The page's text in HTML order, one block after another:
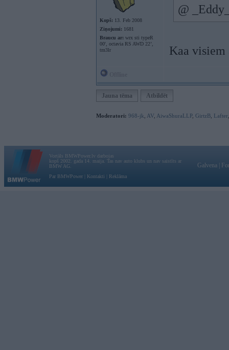
Kopš: 13. Feb 2008
Ziņojumi: 1681
Braucu ar: wrx sti typeR
00', octavia RS AWD 22’,
tm3lr
@
Kaa visiem
Jauna tēma Atbildēt
Moderatori: 968-jk AV AiwaShuraLLP, GirtzB Lafter
Vortāls BMWPower.lv darbojas
kopš 2002. gada 14. maija. Tas nav auto klubs un nav saistīts ar
BMW AG.
Par BMWPower
Kontakti Reklāma
Galvena